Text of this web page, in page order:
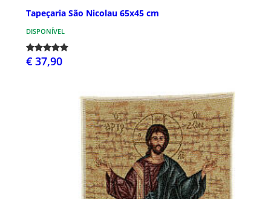
Tapeçaria São Nicolau 65x45 cm
DISPONÍVEL
€ 37,90